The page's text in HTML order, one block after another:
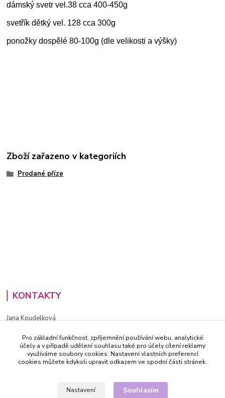
dámský svetr vel.38 cca 400-450g
svetřík dětký vel. 128 cca 300g
ponožky dospělé 80-100g (dle velikosti a výšky)
Zboží zařazeno v kategoriích
Prodané příze
KONTAKTY
Jana Koudelková
PO - PÁ (8-16h)
info@decida.cz
Pro základní funkčnost, zpříjemnění používání webu, analytické
účely a v případě udělení souhlasu také pro účely cílení reklamy
využíváme soubory cookies. Nastavení vlastních preferencí
cookies můžete kdykoli upravit odkazem ve spodní části stránek.
Nastavení Souhlasím